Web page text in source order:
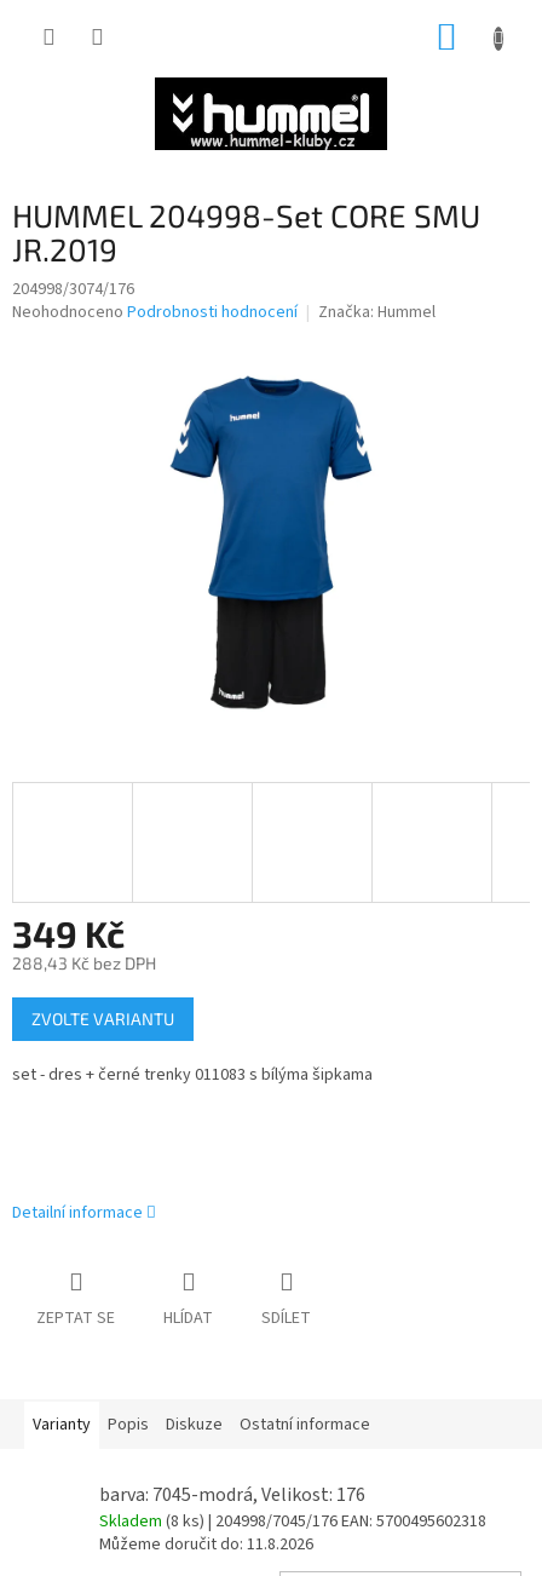
HUMMEL 204998-Set CORE SMU
JR.2019
204998/3074/176
Průměrné
Neohodnoceno Podrobnosti hodnocení Značka: Hummel
349 Kč
288,43 Kč bez DPH
Měrná
cena:
ZVOLTE VARIANTU
set - dres + černé trenky 011083 s bílýma šipkama
Detailní informace
ZEPTAT SE HLÍDAT SDÍLET
Varianty Popis Diskuze Ostatní informace
barva: 7045-modrá, Velikost: 176
Skladem (8 ks) | 204998/7045/176EAN: 5700495602318
Můžeme doručit do: 11.8.2026